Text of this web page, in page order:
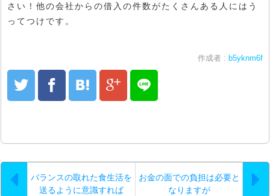
さい！他の会社からの借入の件数がたくさんある人にはう
ってつけです。
作成者 : b5yknm6f
バランスの取れた食生活を
送るように意識すれば
お金の面での負担は必要と
なりますが